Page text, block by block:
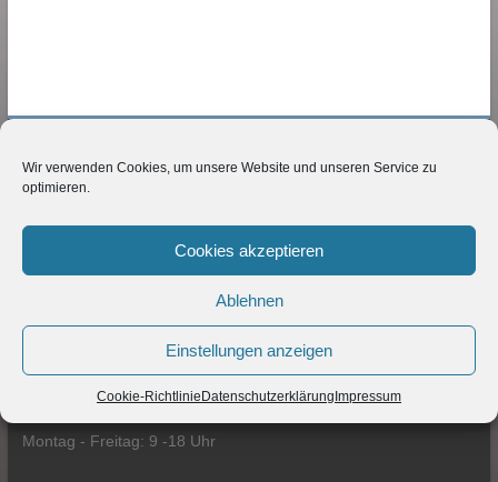
Wir verwenden Cookies, um unsere Website und unseren Service zu
optimieren.
Cookies akzeptieren
Ablehnen
Einstellungen anzeigen
Cookie-Richtlinie Datenschutzerklärung Impressum
NETZBERATER24
34212 Melsungen
Telefon 05661-9050890
GESCHÄFTSZEITEN
Montag - Freitag: 9 -18 Uhr